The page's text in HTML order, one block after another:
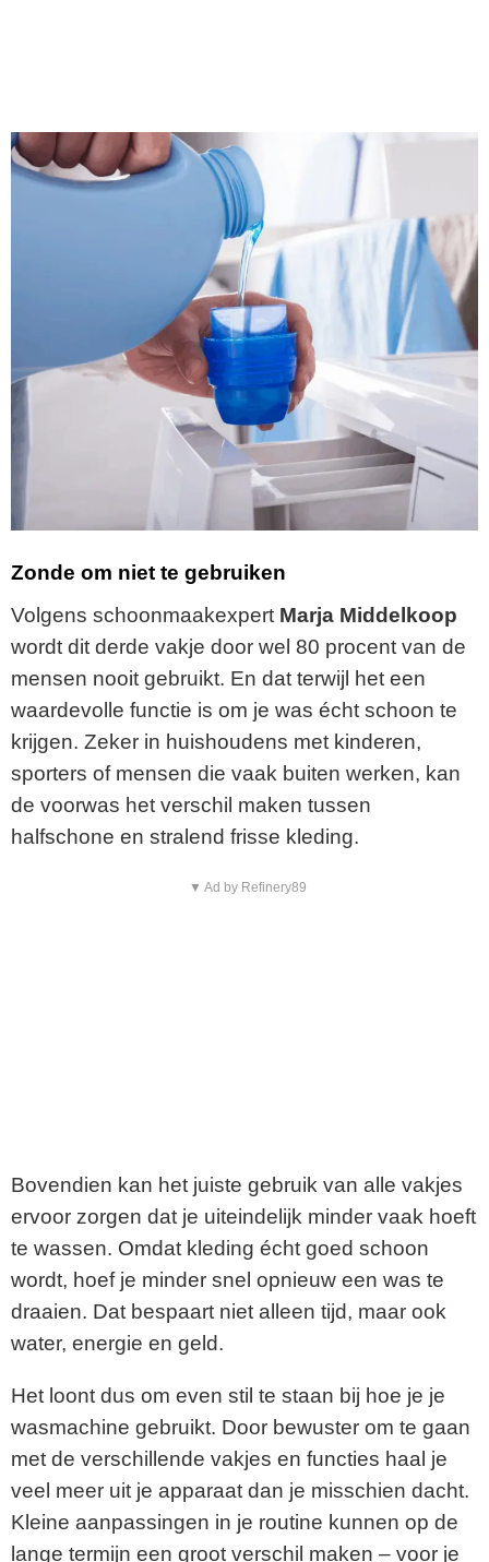
Zonde om niet te gebruiken
Volgens schoonmaakexpert Marja Middelkoop
wordt dit derde vakje door wel 80 procent van de
mensen nooit gebruikt. En dat terwijl het een
waardevolle functie is om je was écht schoon te
krijgen. Zeker in huishoudens met kinderen,
sporters of mensen die vaak buiten werken, kan
de voorwas het verschil maken tussen
halfschone en stralend frisse kleding.
▼ Ad by Refinery89
Bovendien kan het juiste gebruik van alle vakjes
ervoor zorgen dat je uiteindelijk minder vaak hoeft
te wassen. Omdat kleding écht goed schoon
wordt, hoef je minder snel opnieuw een was te
draaien. Dat bespaart niet alleen tijd, maar ook
water, energie en geld.
Het loont dus om even stil te staan bij hoe je je
wasmachine gebruikt. Door bewuster om te gaan
met de verschillende vakjes en functies haal je
veel meer uit je apparaat dan je misschien dacht.
Kleine aanpassingen in je routine kunnen op de
lange termijn een groot verschil maken – voor je